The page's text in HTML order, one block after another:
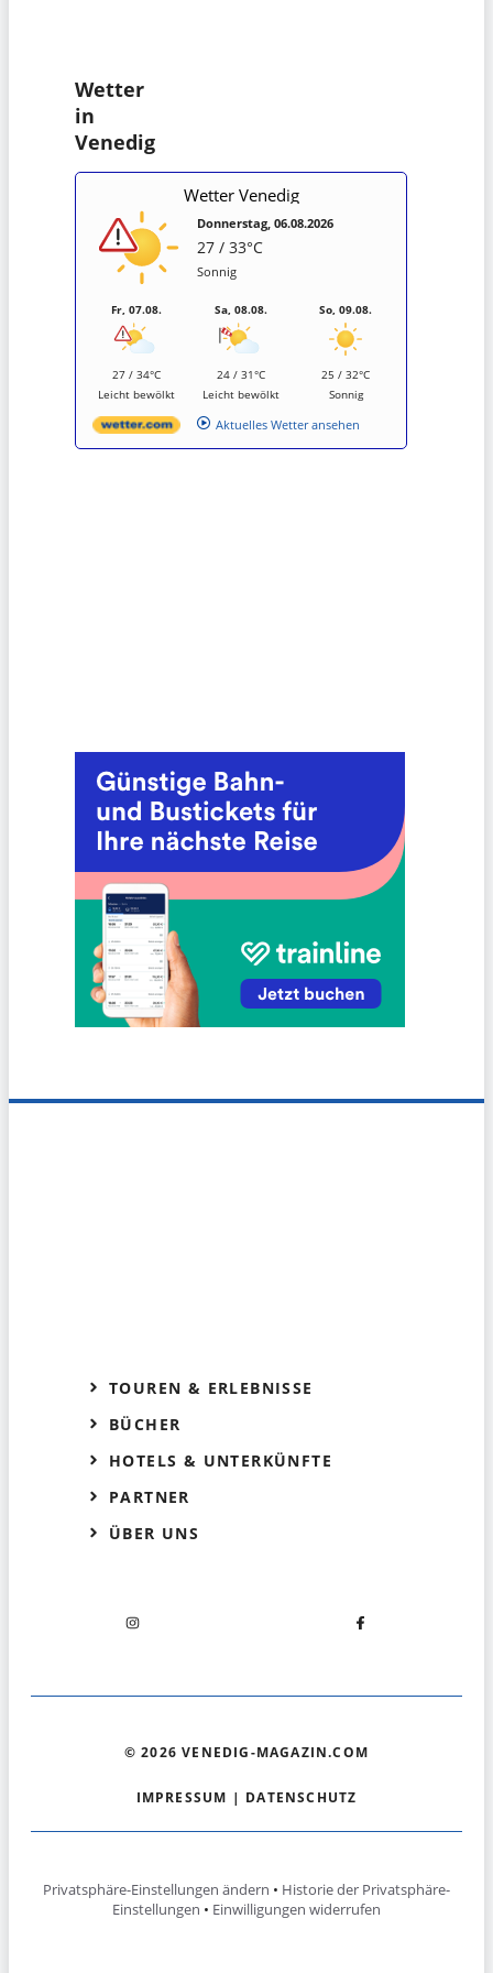
Wetter
in
Venedig
Wetter Venedig
Donnerstag, 06.08.2026
27 / 33°C
Sonnig
Fr, 07.08.
27 / 34°C
Leicht bewölkt
Sa, 08.08.
24 / 31°C
Leicht bewölkt
So, 09.08.
25 / 32°C
Sonnig
Aktuelles Wetter ansehen
TOUREN & ERLEBNISSE
BÜCHER
HOTELS & UNTERKÜNFTE
PARTNER
ÜBER UNS
© 2026 VENEDIG-MAGAZIN.COM
IMPRESSUM | DATENSCHUTZ
Privatsphäre-Einstellungen ändern • Historie der Privatsphäre-
Einstellungen • Einwilligungen widerrufen